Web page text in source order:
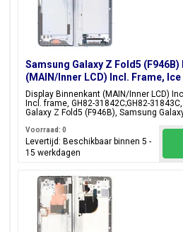
Samsung Galaxy Z Fold5
(MAIN/Inner LCD) Incl. Frame, Ice
31842C;GH82-31843C
Display Binnenkant (MAIN/Inner LCD)
Incl. frame, GH82-31842C;GH82-
Galaxy Z Fold5 (F946B), Samsung
Voorraad: 0
Levertijd: Beschikbaar binnen 5 -
15 werkdagen